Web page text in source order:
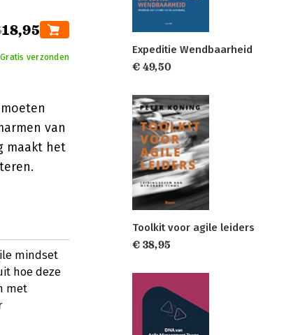
18,95
verzonden
van
maakt het
mindset
hoe deze
met
Expeditie Wendbaarheid
€ 49,50
Toolkit voor agile leiders
€ 38,95